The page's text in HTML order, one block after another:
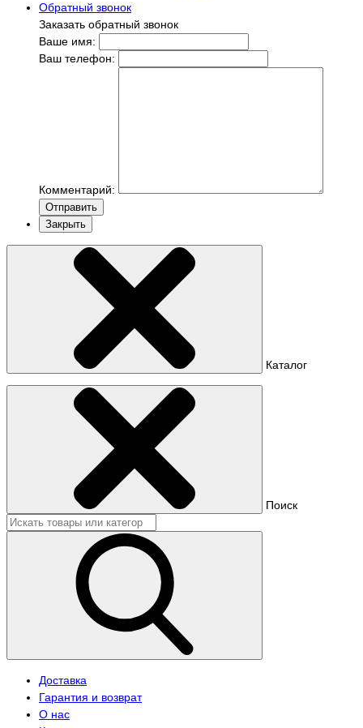
Обратный звонок
Заказать обратный звонок
Ваше имя:
Ваш телефон:
Комментарий:
Отправить
Закрыть
Каталог
Поиск
Доставка
Гарантия и возврат
О нас